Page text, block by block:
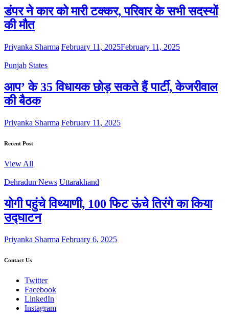
डंपर ने कार को मारी टक्कर, परिवार के सभी सदस्यों
की मौत
Priyanka Sharma February 11, 2025February 11, 2025
Punjab States
आप’ के 35 विधायक छोड़ सकते हैं पार्टी, केजरीवाल
की बैठक
Priyanka Sharma February 11, 2025
Recent Post
View All
Dehradun News Uttarakhand
योगी पहुंचे विथ्याणी, 100 फिट ऊंचे तिरंगे का किया
उद्घाटन
Priyanka Sharma February 6, 2025
Contact Us
Twitter
Facebook
LinkedIn
Instagram